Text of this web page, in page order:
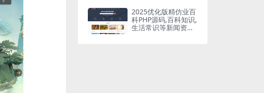
2025优化版精仿业百
科PHP源码,百科知识,
生活常识等新闻资讯